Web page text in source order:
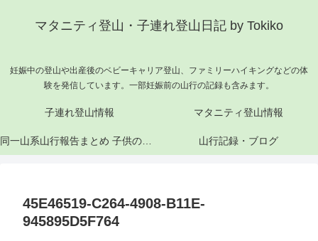
マタニティ登山・子連れ登山日記 by Tokiko
妊娠中の登山や出産後のベビーキャリア登山、ファミリーハイキングなどの体
験を発信しています。一部妊娠前の山行の記録も含みます。
子連れ登山情報 マタニティ登山情報
同一山系山行報告まとめ 子供の成長と山行記録 山行記録・ブログ
45E46519-C264-4908-B11E-
945895D5F764